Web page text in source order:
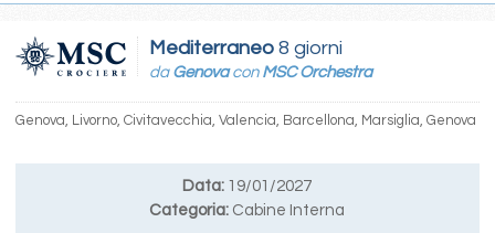
Mediterraneo8 giorni
da Genovacon MSC Orchestra
Genova, Livorno, Civitavecchia, Valencia, Barcellona, Marsiglia, Genova
Data: 19/01/2027
Categoria: Cabine Interna